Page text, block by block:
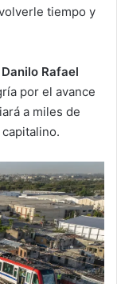
tiempo y
Rafael
por el avance
a miles de